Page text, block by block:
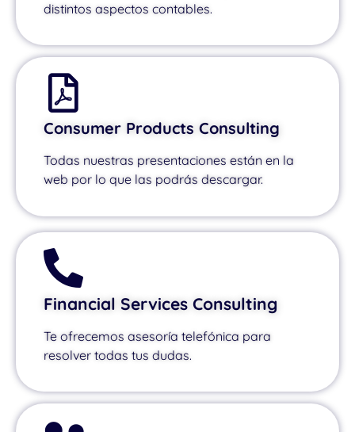
distintos aspectos contables.
Consumer Products Consulting
Todas nuestras presentaciones están en la
web por lo que las podrás descargar.
Financial Services Consulting
Te ofrecemos asesoría telefónica para
resolver todas tus dudas.